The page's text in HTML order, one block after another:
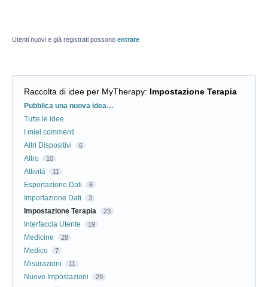
Utenti nuovi e già registrati possono entrare
Raccolta di idee per MyTherapy: Impostazione Terapia
Categorie
Pubblica una nuova idea…
Tutte le idee
I miei commenti
Altri Dispositivi
6
Altro 10
Attivitá 11
Esportazione Dati 6
Importazione Dati 3
Impostazione Terapia 23
Interfaccia Utente 19
Medicine 29
Medico 7
Misurazioni 11
Nuove Impostazioni 29